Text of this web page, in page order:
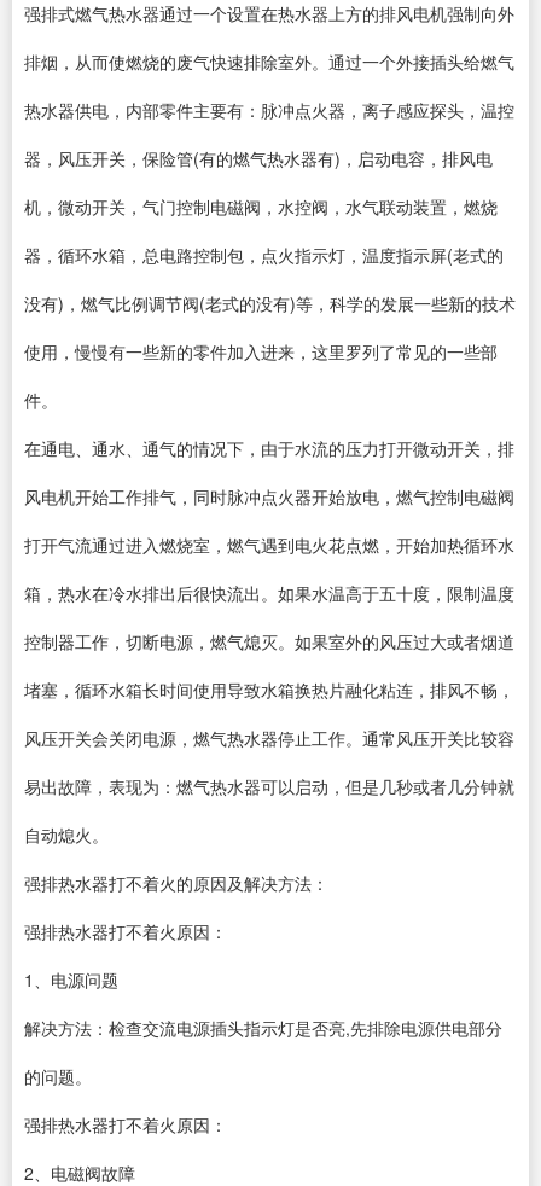
强排式燃气热水器通过一个设置在热水器上方的排风电机强制向外
排烟，从而使燃烧的废气快速排除室外。通过一个外接插头给燃气
热水器供电，内部零件主要有：脉冲点火器，离子感应探头，温控
器，风压开关，保险管(有的燃气热水器有)，启动电容，排风电
机，微动开关，气门控制电磁阀，水控阀，水气联动装置，燃烧
器，循环水箱，总电路控制包，点火指示灯，温度指示屏(老式的
没有)，燃气比例调节阀(老式的没有)等，科学的发展一些新的技术
使用，慢慢有一些新的零件加入进来，这里罗列了常见的一些部
件。
在通电、通水、通气的情况下，由于水流的压力打开微动开关，排
风电机开始工作排气，同时脉冲点火器开始放电，燃气控制电磁阀
打开气流通过进入燃烧室，燃气遇到电火花点燃，开始加热循环水
箱，热水在冷水排出后很快流出。如果水温高于五十度，限制温度
控制器工作，切断电源，燃气熄灭。如果室外的风压过大或者烟道
堵塞，循环水箱长时间使用导致水箱换热片融化粘连，排风不畅，
风压开关会关闭电源，燃气热水器停止工作。通常风压开关比较容
易出故障，表现为：燃气热水器可以启动，但是几秒或者几分钟就
自动熄火。
强排热水器打不着火的原因及解决方法：
强排热水器打不着火原因：
1、电源问题
解决方法：检查交流电源插头指示灯是否亮,先排除电源供电部分
的问题。
强排热水器打不着火原因：
2、电磁阀故障